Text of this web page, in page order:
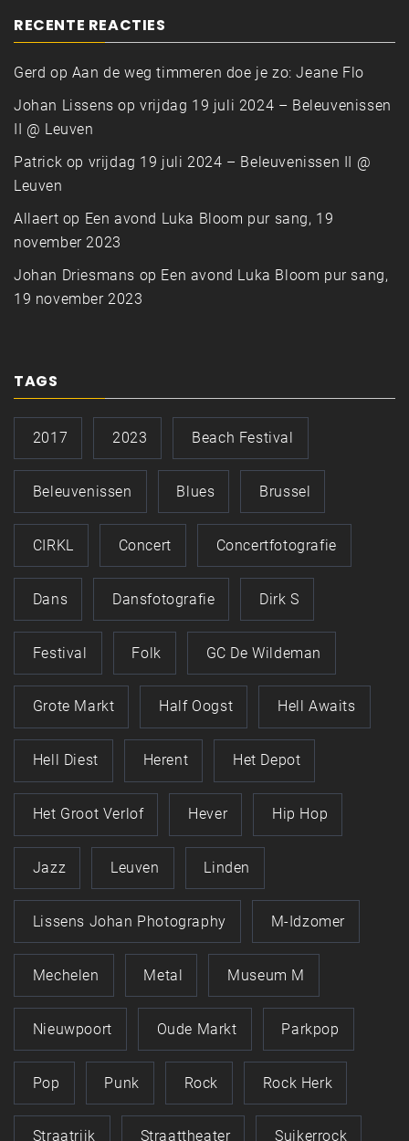
RECENTE REACTIES
Gerd op Aan de weg timmeren doe je zo: Jeane Flo
Johan Lissens opvrijdag 19 juli 2024 – Beleuvenissen
II @ Leuven
Patrick op vrijdag 19 juli 2024 – Beleuvenissen II @
Leuven
Allaert op Een avond Luka Bloom pur sang, 19
november 2023
Johan Driesmans op Een avond Luka Bloom pur sang,
19 november 2023
TAGS
2017 2023 Beach Festival
Beleuvenissen Blues Brussel
CIRKL Concert Concertfotografie
Dans Dansfotografie Dirk S
Festival Folk GC De Wildeman
Grote Markt Half Oogst Hell Awaits
Hell Diest Herent Het Depot
Het Groot Verlof Hever Hip Hop
Jazz Leuven Linden
Lissens Johan Photography M-Idzomer
Mechelen Metal Museum M
Nieuwpoort Oude Markt Parkpop
Pop Punk Rock Rock Herk
Straatrijk Straattheater Suikerrock